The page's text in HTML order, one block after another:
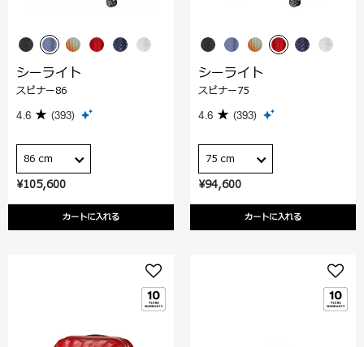
¥105,600
カートに入れる
シーライト
スピナー86
4.6 (393)
86 cm
¥94,600
カートに入れる
シーライト
スピナー75
4.6 (393)
75 cm